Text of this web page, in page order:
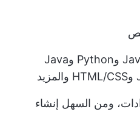
VS Code ل JavaScript وPython وJava
ومن السهل إنشاء